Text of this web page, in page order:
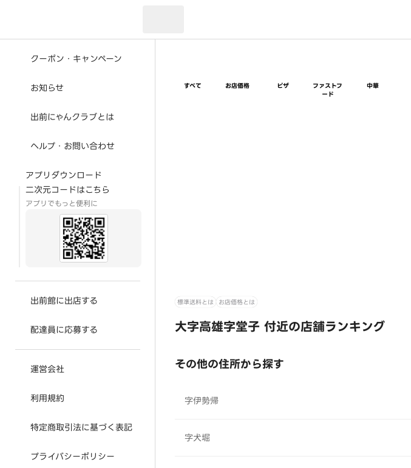
クーポン・キャンペーン
お知らせ
出前にゃんクラブとは
ヘルプ・お問い合わせ
アプリダウンロード
二次元コードはこちら
アプリでもっと便利に
出前館に出店する
配達員に応募する
運営会社
利用規約
特定商取引法に基づく表記
プライバシーポリシー
すべて お店価格 ピザ
ファストフ
ード
中華
標準送料とは お店価格とは
大字高雄字堂子 付近の店舗ランキング
その他の住所から探す
字伊勢帰
字犬堀